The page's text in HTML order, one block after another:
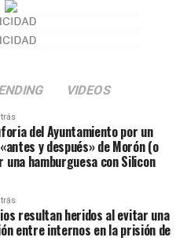
VIDEOS
del Ayuntamiento por un
y después» de Morón (o
una hamburguesa con Silicon
resultan heridos al evitar una
entre internos en la prisión de